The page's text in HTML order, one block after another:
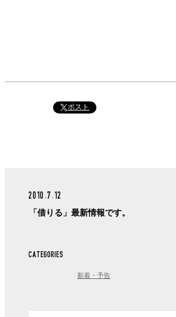
ポスト
2010.7.12
「借りる」最新情報です。
CATEGORIES
新着・予告